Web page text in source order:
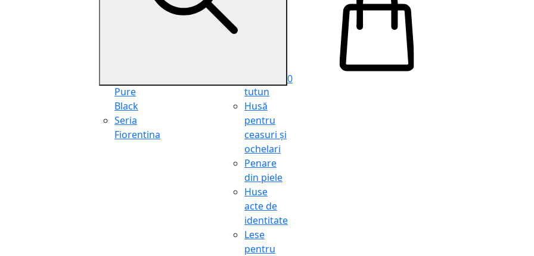
Pure
Black
Seria
Fiorentina
tutun
Husă
pentru
ceasuri și
ochelari
Penare
din piele
Huse
acte de
identitate
Lese
pentru
0